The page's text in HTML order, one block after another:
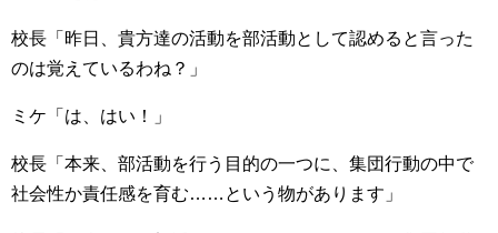
校長「昨日、貴方達の活動を部活動として認めると言った
のは覚えているわね？」
ミケ「は、はい！」
校長「本来、部活動を行う目的の一つに、集団行動の中で
社会性か責任感を育む……という物があります」